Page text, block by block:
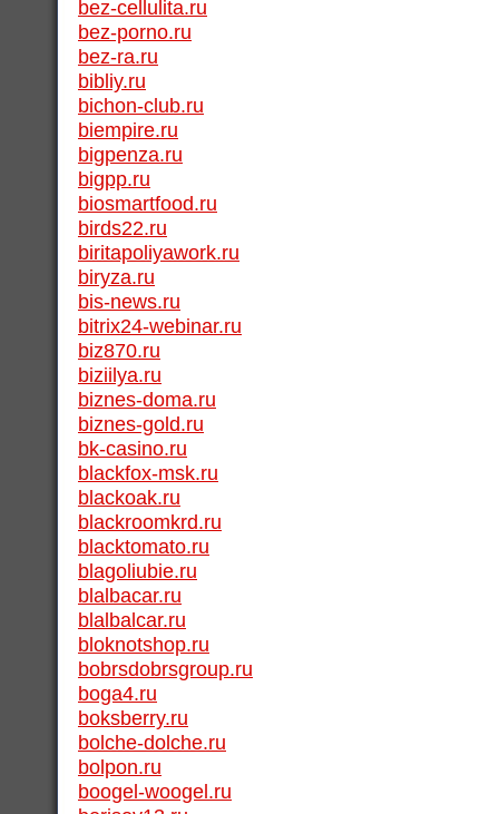
bez-cellulita.ru
bez-porno.ru
bez-ra.ru
bibliy.ru
bichon-club.ru
biempire.ru
bigpenza.ru
bigpp.ru
biosmartfood.ru
birds22.ru
biritapoliyawork.ru
biryza.ru
bis-news.ru
bitrix24-webinar.ru
biz870.ru
biziilya.ru
biznes-doma.ru
biznes-gold.ru
bk-casino.ru
blackfox-msk.ru
blackoak.ru
blackroomkrd.ru
blacktomato.ru
blagoliubie.ru
blalbacar.ru
blalbalcar.ru
bloknotshop.ru
bobrsdobrsgroup.ru
boga4.ru
boksberry.ru
bolche-dolche.ru
bolpon.ru
boogel-woogel.ru